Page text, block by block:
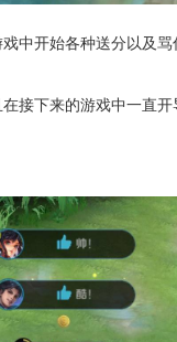
中开始各种送分以及
接下来的游戏中一直